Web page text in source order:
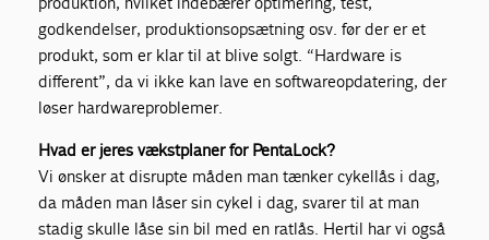
godkendelser, produktionsopsætning osv. før der er et
produkt, som er klar til at blive solgt. “Hardware is
different”, da vi ikke kan lave en softwareopdatering, der
løser hardwareproblemer.
Hvad er jeres vækstplaner for PentaLock?
Vi ønsker at disrupte måden man tænker cykellås i dag,
da måden man låser sin cykel i dag, svarer til at man
stadig skulle låse sin bil med en ratlås. Hertil har vi også